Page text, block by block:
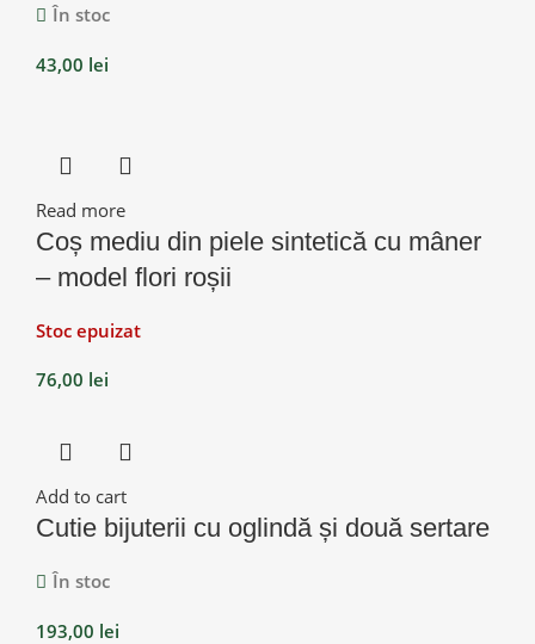
În stoc
43,00 lei
Read more
Coș mediu din piele sintetică cu mâner
– model flori roșii
Stoc epuizat
76,00 lei
Add to cart
Cutie bijuterii cu oglindă și două sertare
În stoc
193,00 lei